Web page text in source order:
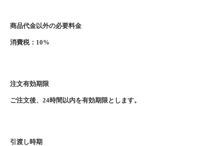
商品代金以外の必要料金
消費税：10%
注文有効期限
ご注文後、24時間以内を有効期限とします。
引渡し時期